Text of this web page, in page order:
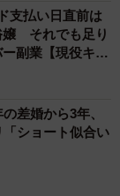
支払い日直前は
それでも足り
副業【現役キャ
差婚から3年、
ショート似合い